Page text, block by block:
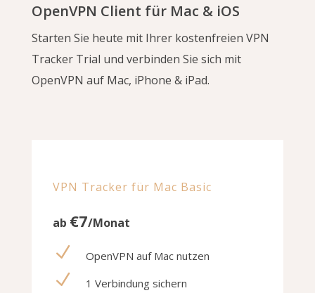
OpenVPN Client für Mac & iOS
Starten Sie heute mit Ihrer kostenfreien VPN
Tracker Trial und verbinden Sie sich mit
OpenVPN auf Mac, iPhone & iPad.
VPN Tracker für Mac Basic
ab €7/Monat
N OpenVPN auf Mac nutzen
N 1 Verbindung sichern